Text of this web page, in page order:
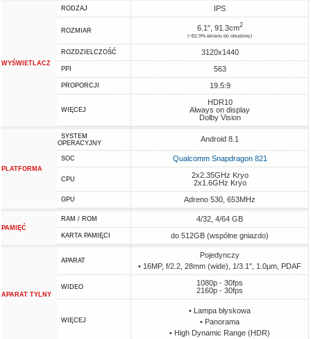
WYŚWIETLACZ
RODZAJ IPS
ROZMIAR 6.1", 91.3cm2
(~82.9% ekranu do obudowy)
ROZDZIELCZOŚĆ 3120x1440
PPI 563
PROPORCJI 19.5:9
WIĘCEJ
HDR10
Always on display
Dolby Vision
PLATFORMA
SYSTEM
OPERACYJNY
Android 8.1
SOC Qualcomm Snapdragon 821
CPU
2x2.35GHz Kryo
2x1.6GHz Kryo
GPU Adreno 530, 653MHz
PAMIĘĆ
RAM / ROM 4/32, 4/64 GB
KARTA PAMIĘCI do 512GB (wspólne gniazdo)
APARAT TYLNY
APARAT
Pojedynczy
• 16MP, f/2.2, 28mm (wide), 1/3.1", 1.0µm, PDAF
WIDEO
1080p - 30fps
2160p - 30fps
WIĘCEJ
• Lampa błyskowa
• Panorama
• High Dynamic Range (HDR)